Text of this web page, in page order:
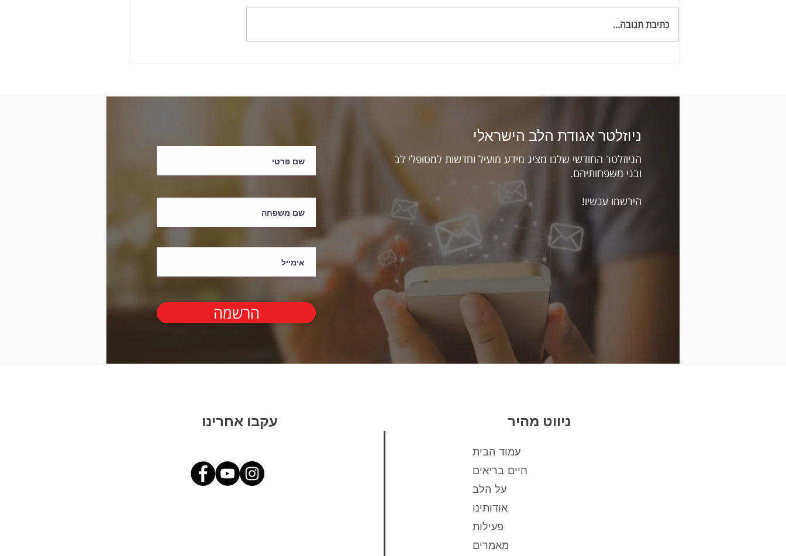
תסמיני התקף לב אצל נשים
כתיבת תגובה...
הרשמה
ניוזלטר אגודת הלב הישראלי
הניוזלטר החודשי שלנו מציג מידע מועיל וחדשות למטופלי לב
ובני משפחותיהם.
הירשמו עכשיו!
עקבו אחרינו ניווט מהיר
עמוד הבית
חיים בריאים
על הלב
אודותינו
פעילות
מאמרים